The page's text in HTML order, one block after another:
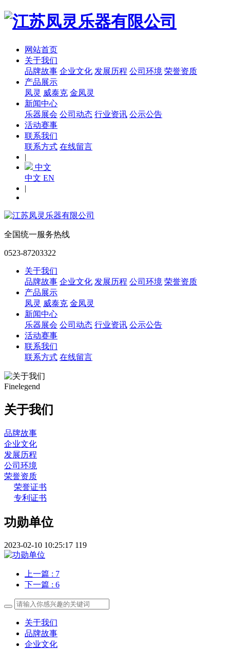
网站首页
关于我们
品牌故事 企业文化 发展历程 公司环境 荣誉资质
产品展示
凤灵 威泰克 金凤灵
新闻中心
乐器展会 公司动态 行业资讯 公示公告
活动赛事
联系我们
联系方式 在线留言
|
中文
中文 EN
|
全国统一服务热线
0523-87203322
关于我们
品牌故事 企业文化 发展历程 公司环境 荣誉资质
产品展示
凤灵 威泰克 金凤灵
新闻中心
乐器展会 公司动态 行业资讯 公示公告
活动赛事
联系我们
联系方式 在线留言
Finelegend
关于我们
品牌故事
企业文化
发展历程
公司环境
荣誉资质
荣誉证书
专利证书
功勋单位
2023-02-10 10:25:17 119
上一篇 : 7
下一篇 : 6
关于我们
品牌故事
企业文化